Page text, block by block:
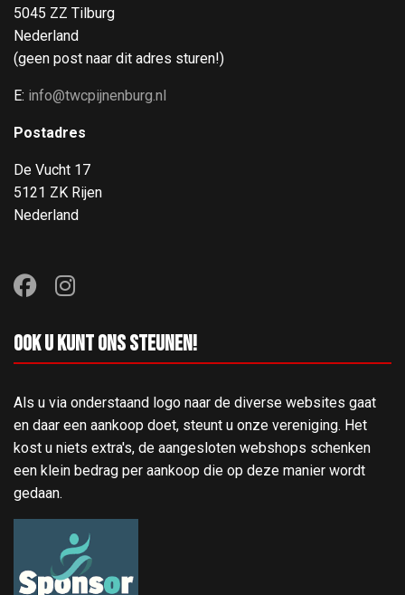
5045 ZZ Tilburg
Nederland
(geen post naar dit adres sturen!)
E: info@twcpijnenburg.nl
Postadres
De Vucht 17
5121 ZK Rijen
Nederland
Ook u kunt ons steunen!
Als u via onderstaand logo naar de diverse websites gaat
en daar een aankoop doet, steunt u onze vereniging. Het
kost u niets extra's, de aangesloten webshops schenken
een klein bedrag per aankoop die op deze manier wordt
gedaan.